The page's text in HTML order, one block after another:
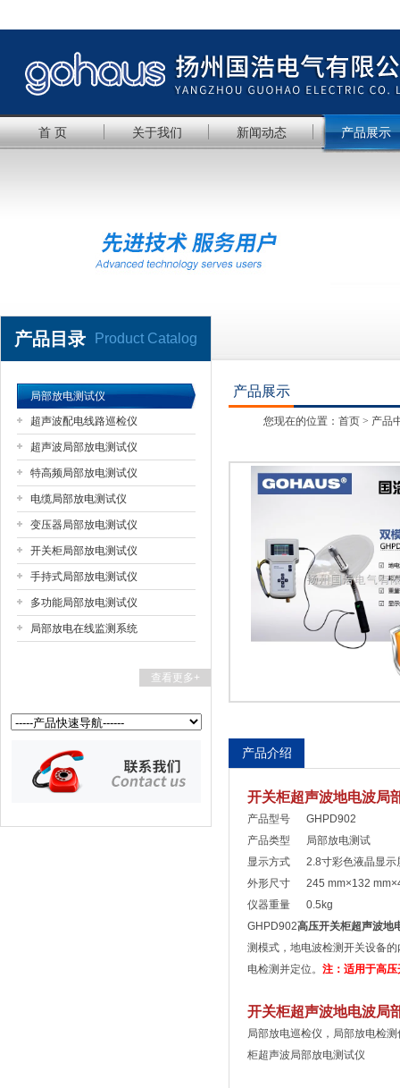
扬州国浩电气有限公司
首 页 关于我们 新闻动态 产品展示
产品目录 Product Catalog
局部放电测试仪
超声波配电线路巡检仪
超声波局部放电测试仪
特高频局部放电测试仪
电缆局部放电测试仪
变压器局部放电测试仪
开关柜局部放电测试仪
手持式局部放电测试仪
多功能局部放电测试仪
局部放电在线监测系统
查看更多+
产品展示
您现在的位置： 首页 > 产品
产品介绍
开关柜超声波地电波局
产品型号 GHPD902
产品类型 局部放电测试
显示方式 2.8寸彩色液晶显示
外形尺寸 245 mm×132
仪器重量 0.5kg
GHPD902高压开关柜超声波地
测模式，地电波检测开关设备
电检测并定位。 注：适用于高
开关柜超声波地电波局
局部放电巡检仪，局部放电检测
柜超声波局部放电测试仪